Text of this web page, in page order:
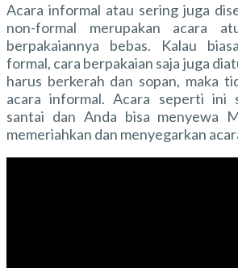
Acara informal atau sering juga
non-formal merupakan acara
berpakaiannya bebas. Kalau
formal, cara berpakaian saja juga
harus berkerah dan sopan, maka
acara informal. Acara seperti ini
santai dan Anda bisa menyewa
memeriahkan dan menyegarkan